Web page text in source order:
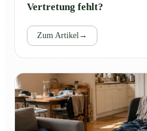
Vertretung fehlt?
Zum Artikel →